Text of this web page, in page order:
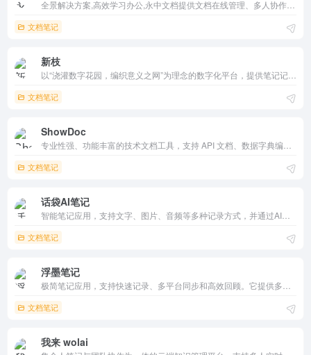
文档笔记
新枝
文档笔记
ShowDoc
文档笔记
话袋AI笔记
文档笔记
浮墨笔记
文档笔记
我来 wolai